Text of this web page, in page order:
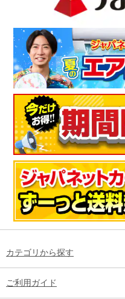
カテゴリから探す
ご利用ガイド